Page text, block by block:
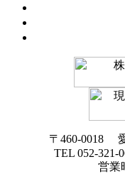
〒460-0018
TEL 052-
営業